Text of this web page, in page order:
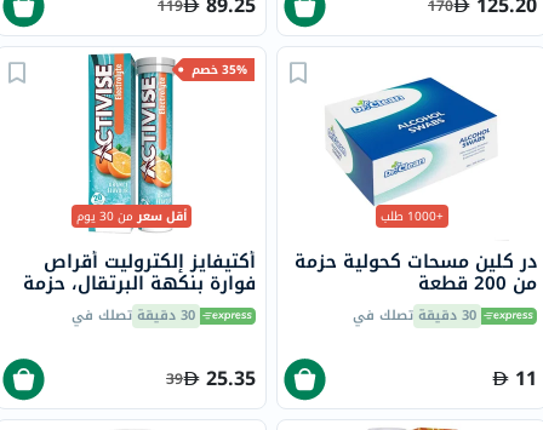
170
119
+1000 طلب
در كلين مسحات كحولية حزمة
من 200 قطعة
30 دقيقة تصلك في
11
35% خصم
أقل سعرمن 30 يوم
أكتيفايز إلكتروليت أقراص
فوارة بنكهة البرتقال، حزمة
من 20 30 دقيقة تصلك في
25.35
39